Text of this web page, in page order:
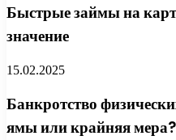
Быстрые займы на
значение
15.02.2025
Банкротство
ямы или крайняя мера?